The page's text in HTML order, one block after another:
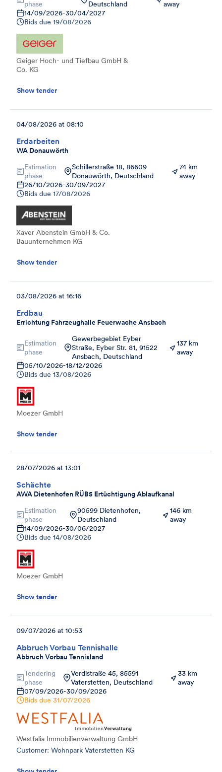
phase
Deutschland
away
14/09/2026-30/04/2027
Bids due 19/08/2026
Geiger Hoch- und Tiefbau GmbH &
Co. KG
Show tender
Erdarbeiten
WA Donauwörth
04/08/2026 at 08:10
Estimation
phase
Schillerstraße 18, 86609
Donauwörth, Deutschland
74 km
away
26/10/2026-30/09/2027
Bids due 17/08/2026
Xaver Abenstein GmbH & Co.
Bauunternehmen KG
Show tender
Erdbau
Errichtung Fahrzeughalle Feuerwache Ansbach
03/08/2026 at 16:16
Estimation
phase
Gewerbegebiet Eyber
Straße, Eyber Str. 81, 91522
Ansbach, Deutschland
137 km
away
05/10/2026-18/12/2026
Bids due 13/08/2026
Moezer GmbH
Show tender
Schächte
AWA Dietenhofen RÜB5 Ertüchtigung Ablaufkanal
28/07/2026 at 13:01
Estimation
phase
90599 Dietenhofen,
Deutschland
146 km
away
14/09/2026-30/06/2027
Bids due 14/08/2026
Moezer GmbH
Show tender
Abbruch Vorbau Tennishalle
Abbruch Vorbau Tennisland
09/07/2026 at 10:53
Tendering
phase
Verdistraße 45, 85591
Vaterstetten, Deutschland
33 km
away
07/09/2026-30/09/2026
Bids due 31/07/2026
Westfalia Immobilienverwaltung GmbH
Customer: Wohnpark Vaterstetten KG